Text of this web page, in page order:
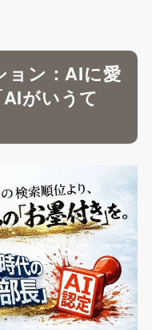
ョン：AIに愛
がいうて